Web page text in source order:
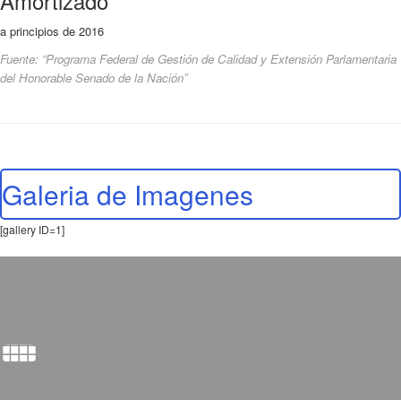
a principios de 2016
Fuente: “Programa Federal de Gestión de Calidad y Extensión Parlamentaria
del Honorable Senado de la Nación”
Galeria de Imagenes
[gallery ID=1]